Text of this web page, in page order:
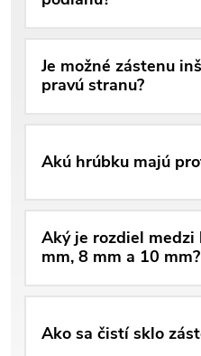
Je možné zástenu
pravú stranu?
Akú hrúbku majú
Aký je rozdiel medzi
mm, 8 mm a 10 mm?
Ako sa čistí sklo